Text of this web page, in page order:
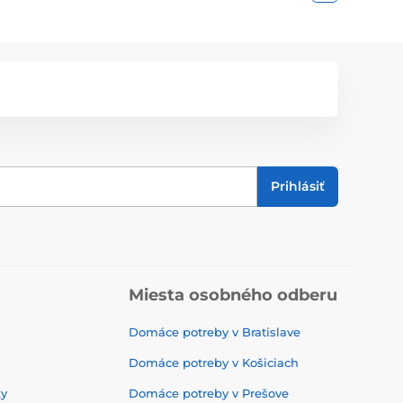
Prihlásiť
Miesta osobného odberu
Domáce potreby v Bratislave
Domáce potreby v Košiciach
Domáce potreby v Prešove